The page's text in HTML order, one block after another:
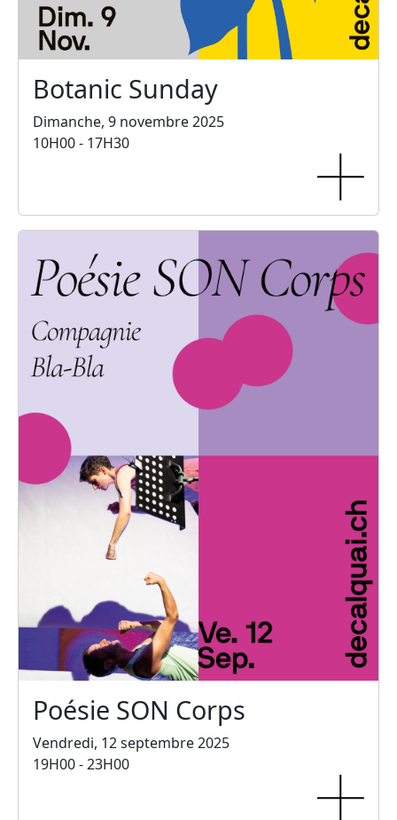
Botanic Sunday
Dimanche, 9 novembre 2025
10H00 - 17H30
Poésie SON Corps
Vendredi, 12 septembre 2025
19H00 - 23H00